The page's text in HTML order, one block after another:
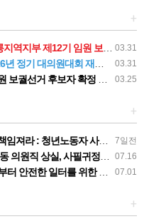
+
03.31
12기 임원 보궐선거결과 공고
03.31
기 대의원대회 재소집 건
03.25
궐선거 후보자 확정 공고
+
7일전
철저한 진상규명과 재발방지 대책 마련하라
07.16
원직 상실, 사필귀정이다
07.01
강원지역본부 폭염감시단 선포 기자회견
+